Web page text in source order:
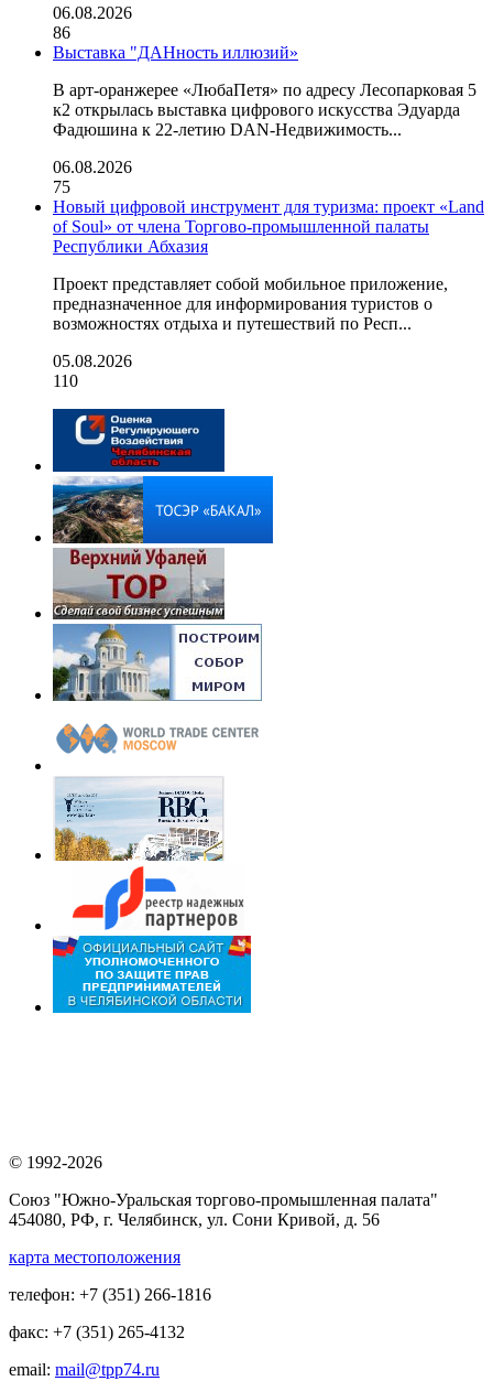
06.08.2026
86
Выставка "ДАНность иллюзий»
В арт-оранжерее «ЛюбаПетя» по адресу Лесопарковая 5
к2 открылась выставка цифрового искусства Эдуарда
Фадюшина к 22-летию DAN-Недвижимость...
06.08.2026
75
Новый цифровой инструмент для туризма: проект «Land
of Soul» от члена Торгово-промышленной палаты
Республики Абхазия
Проект представляет собой мобильное приложение,
предназначенное для информирования туристов о
возможностях отдыха и путешествий по Респ...
05.08.2026
110
© 1992-2026
Союз "Южно-Уральская торгово-промышленная палата"
454080, РФ, г. Челябинск, ул. Сони Кривой, д. 56
карта местоположения
телефон: +7 (351) 266-1816
факс: +7 (351) 265-4132
email: mail@tpp74.ru